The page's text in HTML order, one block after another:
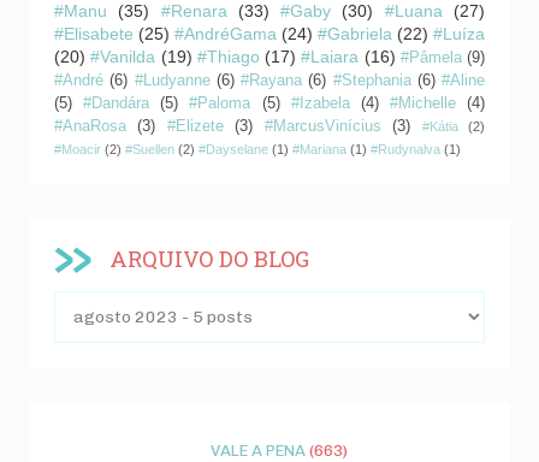
#Manu
(35) #Renara (33) #Gaby (30) #Luana
(27)
#Elisabete (25) #AndréGama (24) #Gabriela (22) #Luíza
(20) #Vanilda (19) #Thiago (17) #Laiara (16) #Pâmela (9)
#André (6) #Ludyanne (6) #Rayana (6) #Stephania (6) #Aline
(5)
#Dandára (5) #Paloma (5) #Izabela (4) #Michelle
(4)
#AnaRosa
(3) #Elizete (3) #MarcusVinícius (3) #Kátia
(2)
#Moacir (2) #Suellen (2) #Dayselane (1) #Mariana (1) #Rudynalva (1)
ARQUIVO DO BLOG
VALE A PENA (663)